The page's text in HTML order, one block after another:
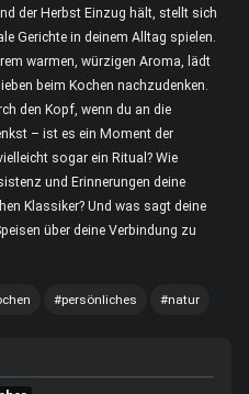
der Herbst Einzug hält, stellt sich
Gerichte in deinem Alltag spielen.
warmen, würzigen Aroma, lädt
beim Kochen nachzudenken.
den Kopf, wenn du an die
– ist es ein Moment der
sogar ein Ritual? Wie
und Erinnerungen deine
Klassiker? Und was sagt deine
über deine Verbindung zu
persönliches natur